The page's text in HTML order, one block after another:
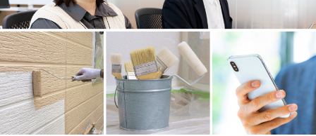
工事保険
ご近所トラブルに
賠償保険
雨漏り修繕
防水工事